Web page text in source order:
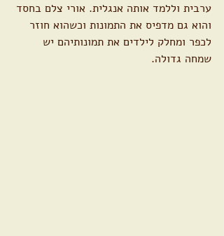
ערבית וללמד אותה אנגלית. אורי צלם בחסד
והוא גם מדפיס את התמונות וכשהוא חוזר
לכפר ומחלק לילדים את תמונותיהם יש
שמחה גדולה.